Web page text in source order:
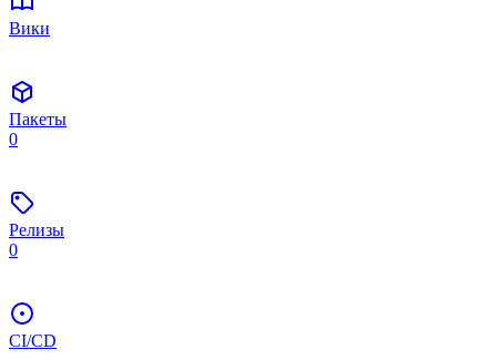
Вики
Пакеты
0
Релизы
0
CI/CD